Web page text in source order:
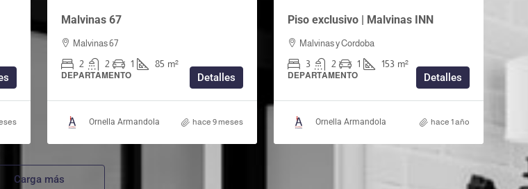
Malvinas 67
Malvinas 67
2 2 1 85 m²
DEPARTAMENTO Detalles
Ornella Armandola hace 9 meses
Piso exclusivo | Malvinas INN
Malvinas y Cordoba
3 2 1 153 m²
DEPARTAMENTO Detalles
Ornella Armandola hace 1 año
Carga más